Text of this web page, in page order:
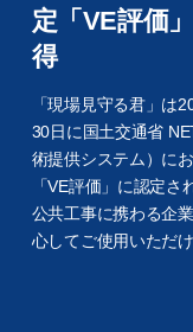
定「VE評価
得
「現場見守る君」は
30日に国土交通省
術提供システム）にお
「VE評価」に認定さ
公共工事に携わる企
心してご使用いただけ